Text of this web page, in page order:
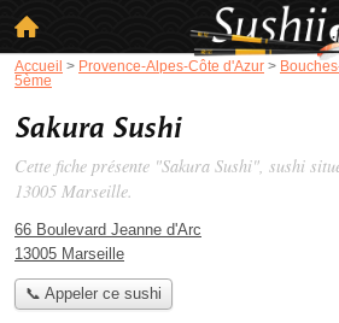
Accueil > Provence-Alpes-Côte d'Azur >
5ème
Sakura Sushi
Cette fiche présente "Sakura Sushi", sushi
13005 Marseille.
66 Boulevard Jeanne d'Arc
13005 Marseille
📞 Appeler ce sushi